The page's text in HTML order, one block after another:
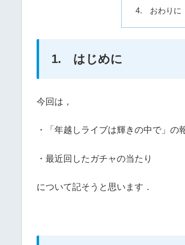
4. おわりに
1. はじめに
今回は，
・「年越しライブは輝きの中で」の
・最近回したガチャの当たり
について記そうと思います．